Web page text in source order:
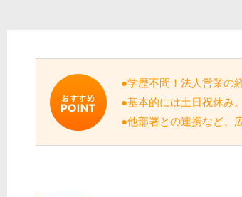
●学歴不問！法人営業の
●基本的には土日祝休み
●他部署との連携など、